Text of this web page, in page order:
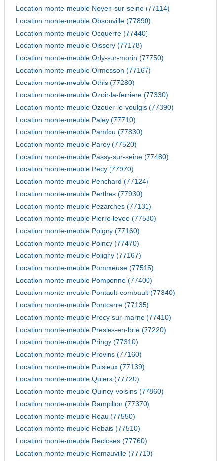
Location monte-meuble Noyen-sur-seine (77114)
Location monte-meuble Obsonville (77890)
Location monte-meuble Ocquerre (77440)
Location monte-meuble Oissery (77178)
Location monte-meuble Orly-sur-morin (77750)
Location monte-meuble Ormesson (77167)
Location monte-meuble Othis (77280)
Location monte-meuble Ozoir-la-ferriere (77330)
Location monte-meuble Ozouer-le-voulgis (77390)
Location monte-meuble Paley (77710)
Location monte-meuble Pamfou (77830)
Location monte-meuble Paroy (77520)
Location monte-meuble Passy-sur-seine (77480)
Location monte-meuble Pecy (77970)
Location monte-meuble Penchard (77124)
Location monte-meuble Perthes (77930)
Location monte-meuble Pezarches (77131)
Location monte-meuble Pierre-levee (77580)
Location monte-meuble Poigny (77160)
Location monte-meuble Poincy (77470)
Location monte-meuble Poligny (77167)
Location monte-meuble Pommeuse (77515)
Location monte-meuble Pomponne (77400)
Location monte-meuble Pontault-combault (77340)
Location monte-meuble Pontcarre (77135)
Location monte-meuble Precy-sur-marne (77410)
Location monte-meuble Presles-en-brie (77220)
Location monte-meuble Pringy (77310)
Location monte-meuble Provins (77160)
Location monte-meuble Puisieux (77139)
Location monte-meuble Quiers (77720)
Location monte-meuble Quincy-voisins (77860)
Location monte-meuble Rampillon (77370)
Location monte-meuble Reau (77550)
Location monte-meuble Rebais (77510)
Location monte-meuble Recloses (77760)
Location monte-meuble Remauville (77710)